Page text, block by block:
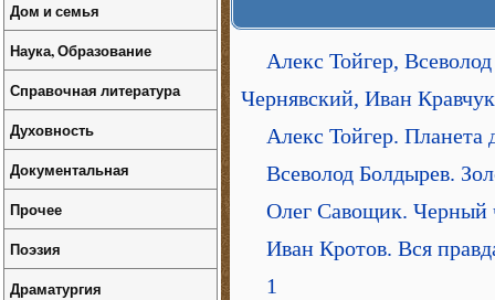
Алекс Тойгер,
Чернявский, Иван
Алекс Тойгер. Планета
Всеволод Болдырев.
Олег Савощик. Черный
Иван Кротов. Вся
1
Дом и семья
Наука, Образование
Справочная литература
Духовность
Документальная
Прочее
Поэзия
Драматургия